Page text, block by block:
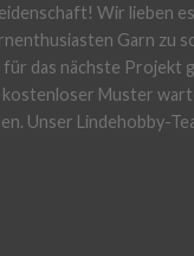
Wir lieben
Garn zu
das nächste Projekt
kostenloser Muster
Unser Lindehobby-